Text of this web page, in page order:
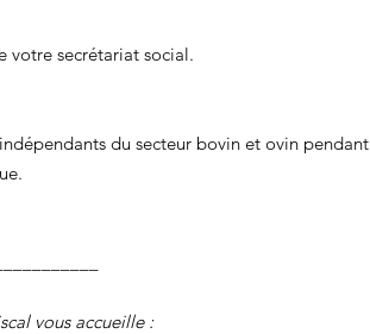
votre secrétariat social.
du secteur bovin et ovin pendant
vous accueille :